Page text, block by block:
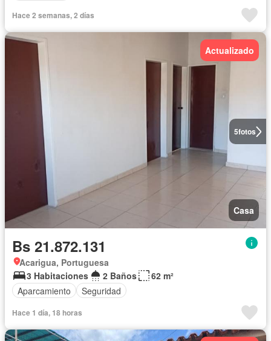
Hace 2 semanas, 2 días
5fotos
Actualizado
Casa
Bs 21.872.131
Acarigua, Portuguesa
3 Habitaciones
2 Baños
62 m²
Aparcamiento
Seguridad
Hace 1 día, 18 horas